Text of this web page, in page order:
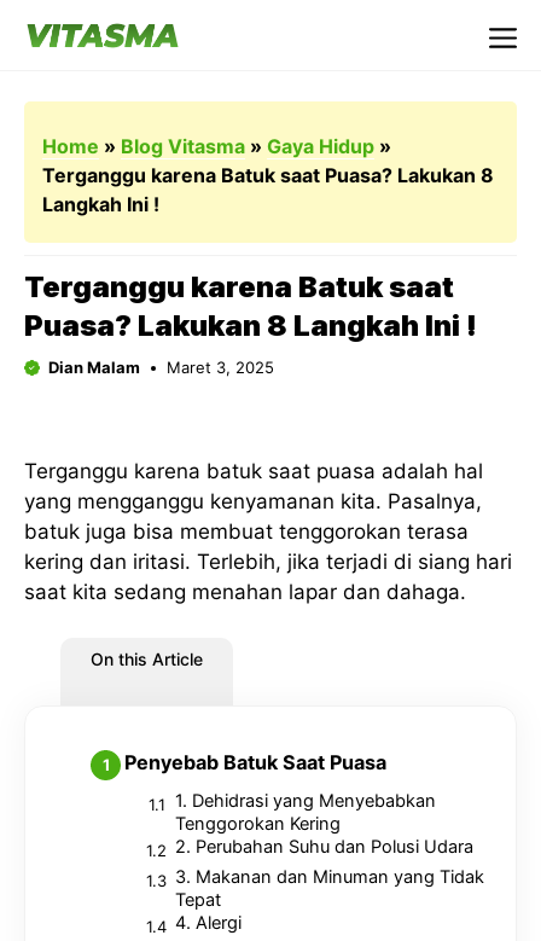
Home » Blog Vitasma » Gaya Hidup »
Terganggu karena Batuk saat Puasa? Lakukan 8
Langkah Ini !
Terganggu karena Batuk saat
Puasa? Lakukan 8 Langkah Ini !
Dian Malam Maret 3, 2025
Terganggu karena batuk saat puasa adalah hal
yang mengganggu kenyamanan kita. Pasalnya,
batuk juga bisa membuat tenggorokan terasa
kering dan iritasi. Terlebih, jika terjadi di siang hari
saat kita sedang menahan lapar dan dahaga.
On this Article
Penyebab Batuk Saat Puasa
1. Dehidrasi yang Menyebabkan
Tenggorokan Kering
2. Perubahan Suhu dan Polusi Udara
3. Makanan dan Minuman yang Tidak
Tepat
4. Alergi